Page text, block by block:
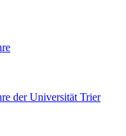
der Universität Trier